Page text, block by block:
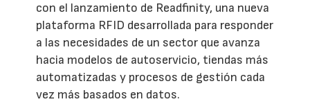
con el lanzamiento de Readfinity, una nueva
plataforma RFID desarrollada para responder
a las necesidades de un sector que avanza
hacia modelos de autoservicio, tiendas más
automatizadas y procesos de gestión cada
vez más basados en datos.